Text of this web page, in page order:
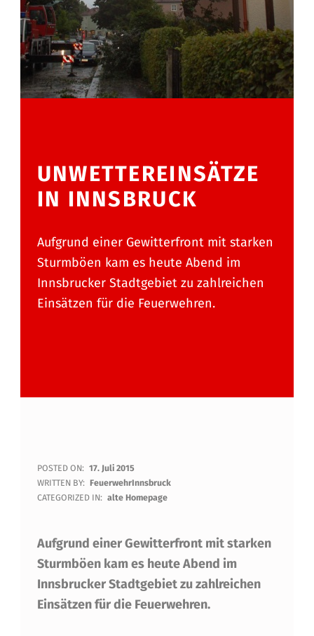
UNWETTEREINSÄTZE
IN INNSBRUCK
Aufgrund einer Gewitterfront mit starken
Sturmböen kam es heute Abend im
Innsbrucker Stadtgebiet zu zahlreichen
Einsätzen für die Feuerwehren.
U
N
E
T
T
POSTED ON: 17. Juli 2015
WRITTEN BY: FeuerwehrInnsbruck
CATEGORIZED IN: alte Homepage
Aufgrund einer Gewitterfront mit starken
Sturmböen kam es heute Abend im
Innsbrucker Stadtgebiet zu zahlreichen
Einsätzen für die Feuerwehren.